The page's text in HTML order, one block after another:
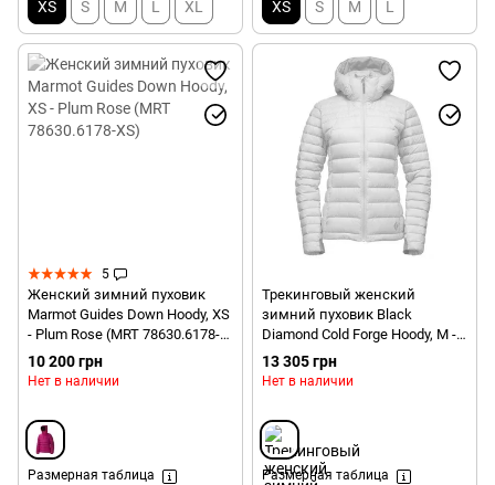
XS S M L XL XS S M L
5
Женский зимний пуховик
Marmot Guides Down Hoody, XS
- Plum Rose (MRT 78630.6178-
XS)
10 200 грн
Нет в наличии
Размерная таблица
Трекинговый женский
зимний пуховик Black
Diamond Cold Forge Hoody, M -
Aluminium (BD YNUD.110-M)
13 305 грн
Нет в наличии
Размерная таблица